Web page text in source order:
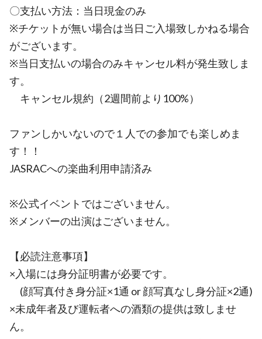
〇支払い方法：当日現金のみ
※チケットが無い場合は当日ご入場致しかねる場合
がございます。
※当日支払いの場合のみキャンセル料が発生致しま
す。
キャンセル規約（2週間前より100%）
ファンしかいないので１人での参加でも楽しめま
す！！
JASRACへの楽曲利用申請済み
※公式イベントではございません。
※メンバーの出演はございません。
【必読注意事項】
×入場には身分証明書が必要です。
(顔写真付き身分証×1通 or 顔写真なし身分証×2通)
×未成年者及び運転者への酒類の提供は致しませ
ん。